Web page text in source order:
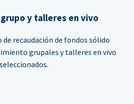
y talleres en vivo
recaudación de fondos sólido
grupales y talleres en vivo
seleccionados.